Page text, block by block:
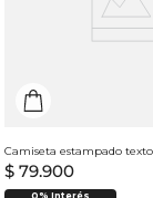
$ 79.900